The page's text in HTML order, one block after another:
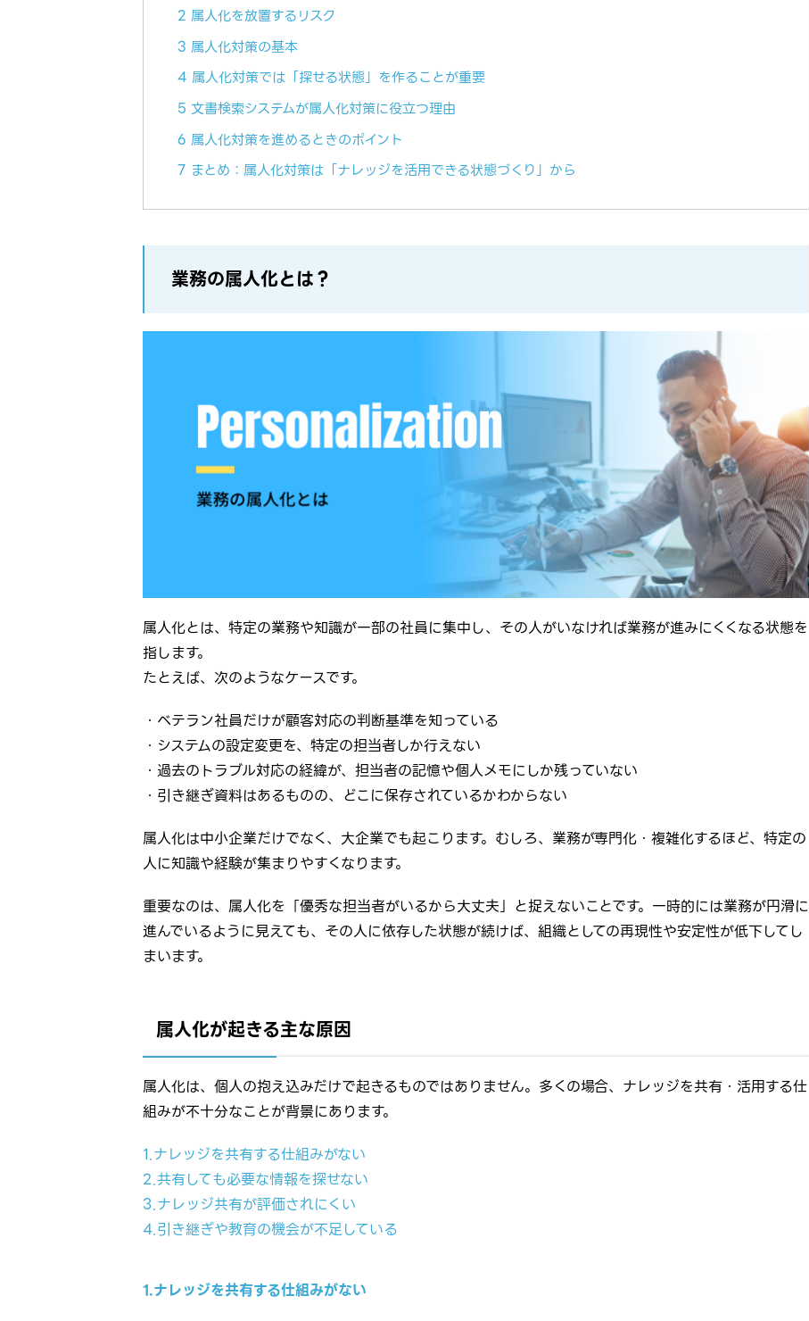
2 属人化を放置するリスク
3 属人化対策の基本
4 属人化対策では「探せる状態」を作ることが重要
5 文書検索システムが属人化対策に役立つ理由
6 属人化対策を進めるときのポイント
7 まとめ：属人化対策は「ナレッジを活用できる状態づくり」から
業務の属人化とは？
属人化とは、特定の業務や知識が一部の社員に集中し、その人がいなければ業務が進みにくくなる状態を
指します。
たとえば、次のようなケースです。
・ベテラン社員だけが顧客対応の判断基準を知っている
・システムの設定変更を、特定の担当者しか行えない
・過去のトラブル対応の経緯が、担当者の記憶や個人メモにしか残っていない
・引き継ぎ資料はあるものの、どこに保存されているかわからない
属人化は中小企業だけでなく、大企業でも起こります。むしろ、業務が専門化・複雑化するほど、特定の
人に知識や経験が集まりやすくなります。
重要なのは、属人化を「優秀な担当者がいるから大丈夫」と捉えないことです。一時的には業務が円滑に
進んでいるように見えても、その人に依存した状態が続けば、組織としての再現性や安定性が低下してし
まいます。
属人化が起きる主な原因
属人化は、個人の抱え込みだけで起きるものではありません。多くの場合、ナレッジを共有・活用する仕
組みが不十分なことが背景にあります。
1.ナレッジを共有する仕組みがない
2.共有しても必要な情報を探せない
3.ナレッジ共有が評価されにくい
4.引き継ぎや教育の機会が不足している
1.ナレッジを共有する仕組みがない